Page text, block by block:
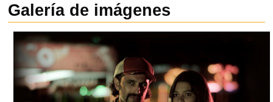
Galería de imágenes